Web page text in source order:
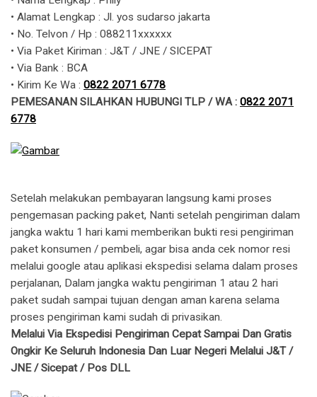
• Alamat Lengkap : Jl. yos sudarso jakarta
• No. Telvon / Hp : 088211xxxxxx
• Via Paket Kiriman : J&T / JNE / SICEPAT
• Via Bank : BCA
• Kirim Ke Wa : ​​ 0822 2071 6778
PEMESANAN SILAHKAN HUBUNGI TLP / WA : 0822 2071
6778
Setelah melakukan pembayaran langsung kami proses
pengemasan packing paket, Nanti setelah pengiriman dalam
jangka waktu 1 hari kami memberikan bukti resi pengiriman
paket konsumen / pembeli, agar bisa anda cek nomor resi
melalui google atau aplikasi ekspedisi selama dalam proses
perjalanan, Dalam jangka waktu pengiriman 1 atau 2 hari
paket sudah sampai tujuan dengan aman karena selama
proses pengiriman kami sudah di privasikan.
Melalui Via Ekspedisi Pengiriman Cepat Sampai Dan Gratis
Ongkir Ke Seluruh Indonesia Dan Luar Negeri Melalui J&T /
JNE / Sicepat / Pos DLL